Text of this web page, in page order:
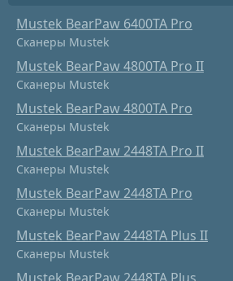
Mustek BearPaw 6400TA Pro
Сканеры Mustek
Mustek BearPaw 4800TA Pro II
Сканеры Mustek
Mustek BearPaw 4800TA Pro
Сканеры Mustek
Mustek BearPaw 2448TA Pro II
Сканеры Mustek
Mustek BearPaw 2448TA Pro
Сканеры Mustek
Mustek BearPaw 2448TA Plus II
Сканеры Mustek